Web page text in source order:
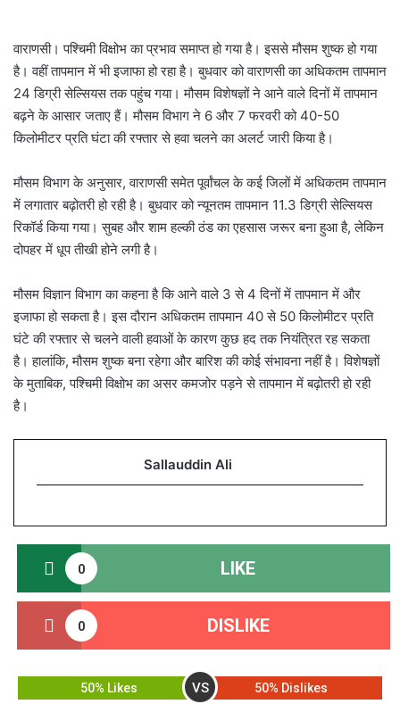
वाराणसी। पश्चिमी विक्षोभ का प्रभाव समाप्त हो गया है। इससे मौसम शुष्क हो गया
है। वहीं तापमान में भी इजाफा हो रहा है। बुधवार को वाराणसी का अधिकतम तापमान
24 डिग्री सेल्सियस तक पहुंच गया। मौसम विशेषज्ञों ने आने वाले दिनों में तापमान
बढ़ने के आसार जताए हैं। मौसम विभाग ने 6 और 7 फरवरी को 40-50
किलोमीटर प्रति घंटा की रफ्तार से हवा चलने का अलर्ट जारी किया है।
मौसम विभाग के अनुसार, वाराणसी समेत पूर्वांचल के कई जिलों में अधिकतम तापमान
में लगातार बढ़ोतरी हो रही है। बुधवार को न्यूनतम तापमान 11.3 डिग्री सेल्सियस
रिकॉर्ड किया गया। सुबह और शाम हल्की ठंड का एहसास जरूर बना हुआ है, लेकिन
दोपहर में धूप तीखी होने लगी है।
मौसम विज्ञान विभाग का कहना है कि आने वाले 3 से 4 दिनों में तापमान में और
इजाफा हो सकता है। इस दौरान अधिकतम तापमान 40 से 50 किलोमीटर प्रति
घंटे की रफ्तार से चलने वाली हवाओं के कारण कुछ हद तक नियंत्रित रह सकता
है। हालांकि, मौसम शुष्क बना रहेगा और बारिश की कोई संभावना नहीं है। विशेषज्ञों
के मुताबिक, पश्चिमी विक्षोभ का असर कमजोर पड़ने से तापमान में बढ़ोतरी हो रही
है।
Sallauddin Ali
0 LIKE
0 DISLIKE
50% Likes VS 50% Dislikes